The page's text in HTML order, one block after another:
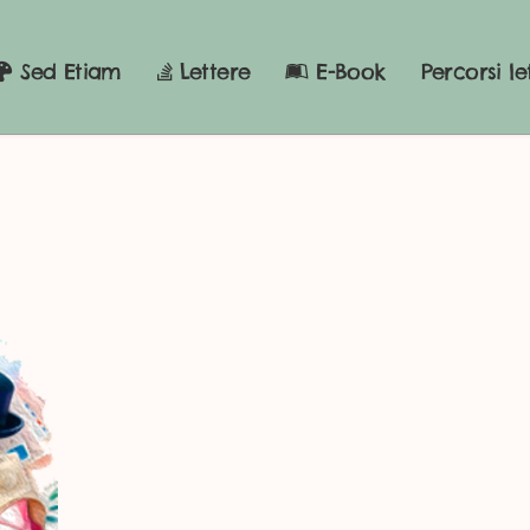
Sed Etiam Lettere E-Book Percorsi